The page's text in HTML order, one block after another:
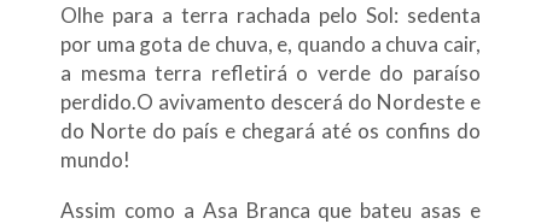
Olhe para a terra rachada pelo Sol: sedenta
por uma gota de chuva, e, quando a chuva cair,
a mesma terra refletirá o verde do paraíso
perdido.O avivamento descerá do Nordeste e
do Norte do país e chegará até os confins do
mundo!
Assim como a Asa Branca que bateu asas e